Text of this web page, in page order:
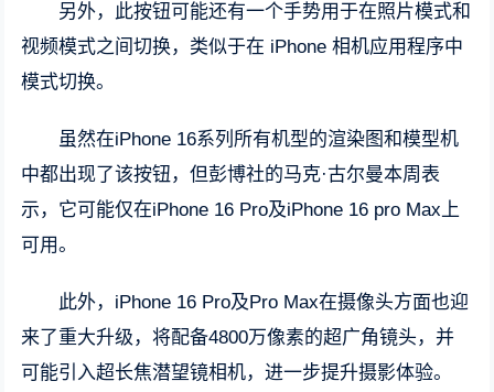
另外，此按钮可能还有一个手势用于在照片模式和
视频模式之间切换，类似于在 iPhone 相机应用程序中
模式切换。
虽然在iPhone 16系列所有机型的渲染图和模型机
中都出现了该按钮，但彭博社的马克·古尔曼本周表
示，它可能仅在iPhone 16 Pro及iPhone 16 pro Max上
可用。
此外，iPhone 16 Pro及Pro Max在摄像头方面也迎
来了重大升级，将配备4800万像素的超广角镜头，并
可能引入超长焦潜望镜相机，进一步提升摄影体验。